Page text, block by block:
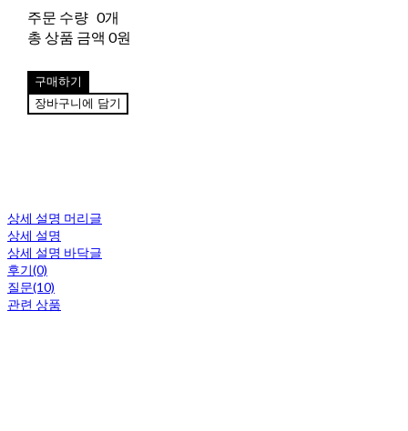
주문 수량 0개
총 상품 금액 0원
구매하기
장바구니에 담기
상세 설명 머리글
상세 설명
상세 설명 바닥글
후기(0)
질문(10)
관련 상품